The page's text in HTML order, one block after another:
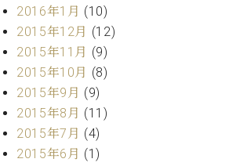
2016年1月 (10)
2015年12月 (12)
2015年11月 (9)
2015年10月 (8)
2015年9月 (9)
2015年8月 (11)
2015年7月 (4)
2015年6月 (1)